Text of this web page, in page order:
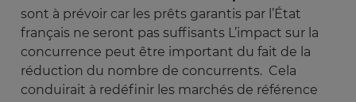
sont à prévoir car les prêts garantis par l’État
français ne seront pas suffisants L’impact sur la
concurrence peut être important du fait de la
réduction du nombre de concurrents. Cela
conduirait à redéfinir les marchés de référence